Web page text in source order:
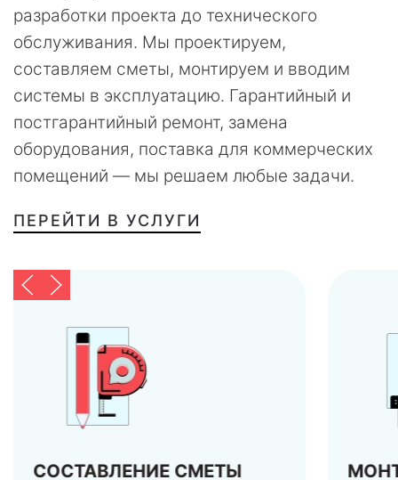
разработки проекта до технического
обслуживания. Мы проектируем,
составляем сметы, монтируем и вводим
системы в эксплуатацию. Гарантийный и
постгарантийный ремонт, замена
оборудования, поставка для коммерческих
помещений — мы решаем любые задачи.
ПЕРЕЙТИ В УСЛУГИ
МОНТАЖ